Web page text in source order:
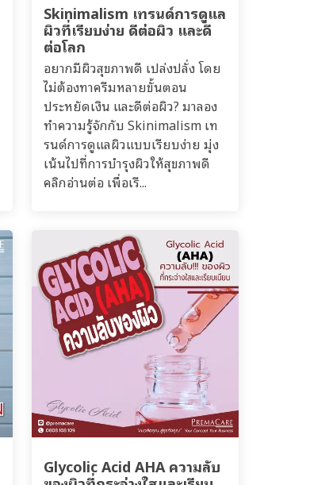
Skinimalism เทรนด์การดูแล
ผิวที่เรียบง่าย ดีต่อผิว และดี
ต่อโลก
อยากมีผิวสุขภาพดี เปล่งปลั่ง โดย
ไม่ต้องทาครีมหลายขั้นตอน
ประหยัดเงิน และดีต่อผิว? มาลอง
ทำความรู้จักกับ Skinimalism เท
รนด์การดูแลผิวแบบเรียบง่าย มุ่ง
เน้นไปที่การบำรุงผิวให้สุขภาพดี
คลิกอ่านต่อ เพื่อเรี...
Glycolic Acid AHA ความลับ